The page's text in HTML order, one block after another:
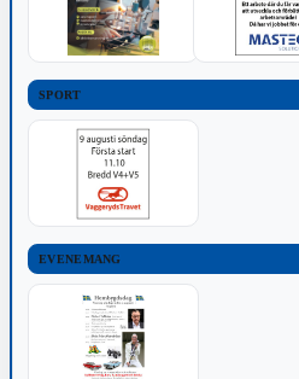
SPORT
EVENEMANG